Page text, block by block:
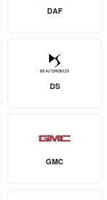
DAF
DS
GMC